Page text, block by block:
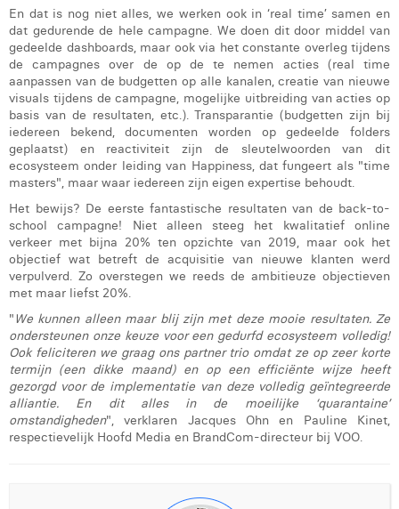
Margaux Snakkers
Mathias Segers
Matthias Langenaeker
Ninon Chevalier
Olivia Lohest
Pieter Maesmans
Sebastiaan Reeskamp
Sven Bosschem
Thomas Kurevic
Thomas Riis
Victor Hayot
William Rezette
Yaël Vanhoe
En dat is nog niet alles, we werken ook in ‘real time’ samen en
dat gedurende de hele campagne. We doen dit door middel van
gedeelde dashboards, maar ook via het constante overleg tijdens
de campagnes over de op de te nemen acties (real time
aanpassen van de budgetten op alle kanalen, creatie van nieuwe
visuals tijdens de campagne, mogelijke uitbreiding van acties op
basis van de resultaten, etc.). Transparantie (budgetten zijn bij
iedereen bekend, documenten worden op gedeelde folders
geplaatst) en reactiviteit zijn de sleutelwoorden van dit
ecosysteem onder leiding van Happiness, dat fungeert als "time
masters", maar waar iedereen zijn eigen expertise behoudt.
Het bewijs? De eerste fantastische resultaten van de back-to-
school campagne! Niet alleen steeg het kwalitatief online
verkeer met bijna 20% ten opzichte van 2019, maar ook het
objectief wat betreft de acquisitie van nieuwe klanten werd
verpulverd. Zo overstegen we reeds de ambitieuze objectieven
met maar liefst 20%.
"We kunnen alleen maar blij zijn met deze mooie resultaten. Ze
ondersteunen onze keuze voor een gedurfd ecosysteem volledig!
Ook feliciteren we graag ons partner trio omdat ze op zeer korte
termijn (een dikke maand) en op een efficiënte wijze heeft
gezorgd voor de implementatie van deze volledig geïntegreerde
alliantie. En dit alles in de moeilijke ‘quarantaine’
omstandigheden", verklaren Jacques Ohn en Pauline Kinet,
respectievelijk Hoofd Media en BrandCom-directeur bij VOO.